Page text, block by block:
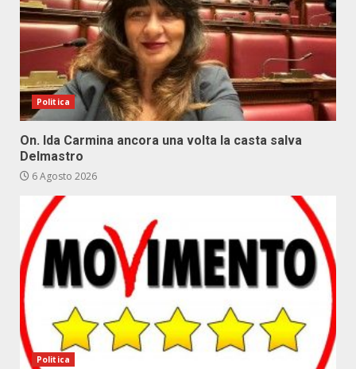
Politica
On. Ida Carmina ancora una volta la casta salva
Delmastro
6 Agosto 2026
Politica